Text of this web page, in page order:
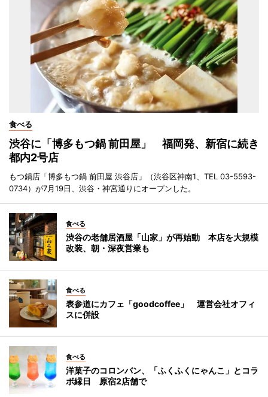
食べる
渋谷に「博多もつ鍋 前田屋」 福岡発、新宿に続き
都内2号店
もつ鍋店「博多もつ鍋 前田屋 渋谷店」（渋谷区神南1、TEL 03-5593-
0734）が7月19日、渋谷・神宮通りにオープンした。
食べる
渋谷の老舗居酒屋「山家」が再始動 本店を大規模
改装、朝・深夜営業も
食べる
表参道にカフェ「goodcoffee」 運営会社オフィ
スに併設
食べる
洋菓子のコロンバン、「ふくふくにゃんこ」とコラ
ボ縁日 原宿2店舗で